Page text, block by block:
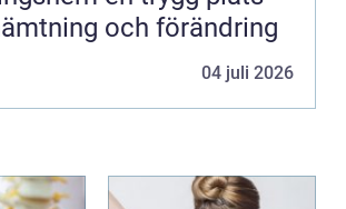
och förändring
04 juli 2026